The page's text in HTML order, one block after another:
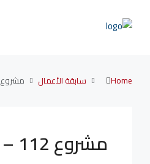
Home سابقة الأعمال مشروع 112 – غرب ارابيلا
مشروع 112 – غرب ارابيلا